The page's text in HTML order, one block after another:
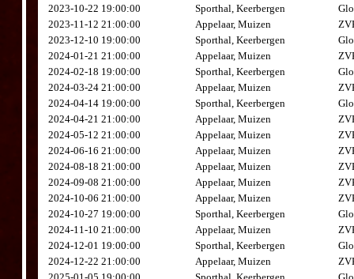
2023-10-22 19:00:00
Sporthal, Keerbergen
2023-11-12 21:00:00
Appelaar, Muizen
2023-12-10 19:00:00
Sporthal, Keerbergen
2024-01-21 21:00:00
Appelaar, Muizen
2024-02-18 19:00:00
Sporthal, Keerbergen
2024-03-24 21:00:00
Appelaar, Muizen
2024-04-14 19:00:00
Sporthal, Keerbergen
2024-04-21 21:00:00
Appelaar, Muizen
2024-05-12 21:00:00
Appelaar, Muizen
2024-06-16 21:00:00
Appelaar, Muizen
2024-08-18 21:00:00
Appelaar, Muizen
2024-09-08 21:00:00
Appelaar, Muizen
2024-10-06 21:00:00
Appelaar, Muizen
2024-10-27 19:00:00
Sporthal, Keerbergen
2024-11-10 21:00:00
Appelaar, Muizen
2024-12-01 19:00:00
Sporthal, Keerbergen
2024-12-22 21:00:00
Appelaar, Muizen